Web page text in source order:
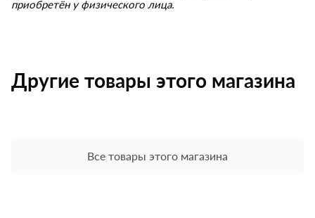
приобретён у физического лица.
Другие товары этого магазина
Все товары этого магазина